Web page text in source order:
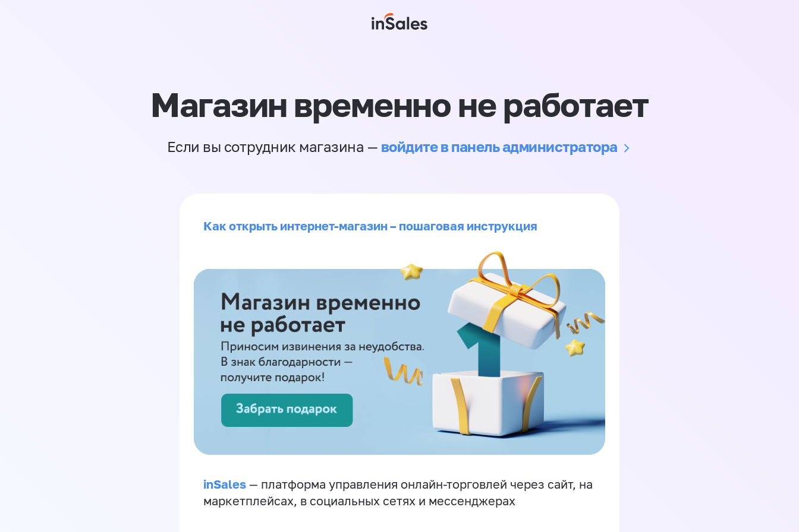
Магазин временно не работает
Если вы сотрудник магазина — войдите в панель администратора
Как открыть интернет-магазин – пошаговая инструкция
inSales — платформа управления онлайн-торговлей через сайт, на
маркетплейсах, в социальных сетях и мессенджерах